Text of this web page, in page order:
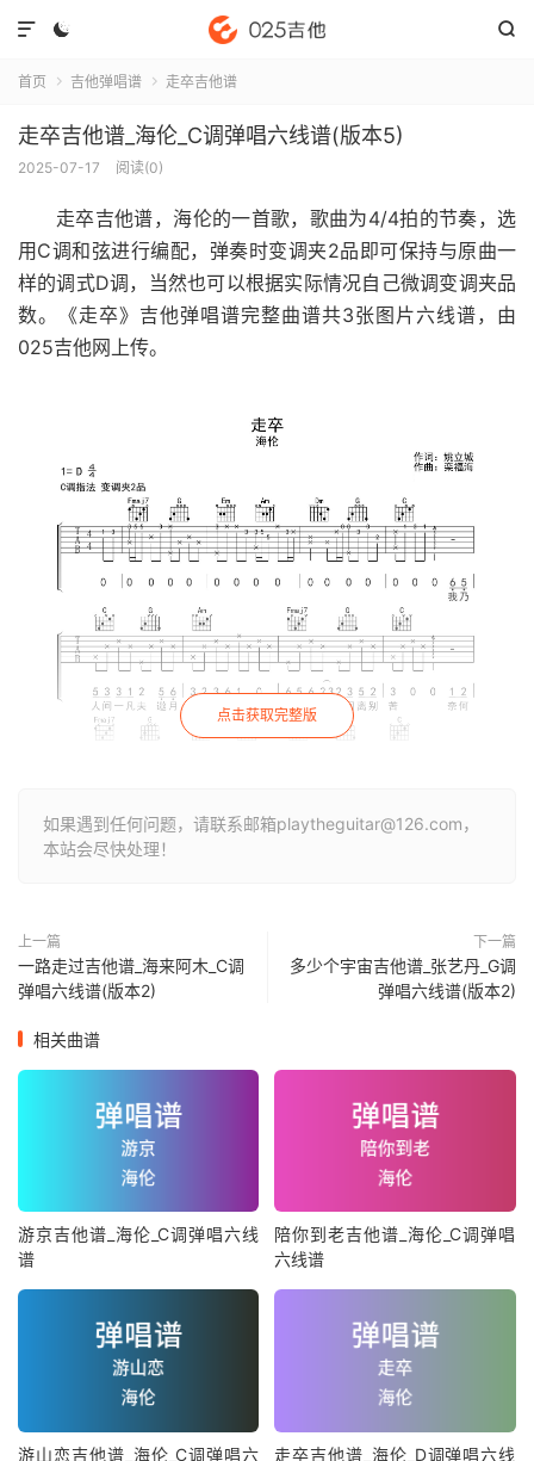
 

首页  吉他弹唱谱  走卒吉他谱
走卒吉他谱_海伦_C调弹唱六线谱(版本5)
2025-07-17 阅读(0)
走卒吉他谱，海伦的一首歌，歌曲为4/4拍的节奏，选
用C调和弦进行编配，弹奏时变调夹2品即可保持与原曲一
样的调式D调，当然也可以根据实际情况自己微调变调夹品
数。《走卒》吉他弹唱谱完整曲谱共3张图片六线谱，由
025吉他网上传。
点击获取完整版
如果遇到任何问题，请联系邮箱playtheguitar@126.com，
本站会尽快处理！
上一篇
一路走过吉他谱_海来阿木_C调
弹唱六线谱(版本2)
下一篇
多少个宇宙吉他谱_张艺丹_G调
弹唱六线谱(版本2)
相关曲谱
游京吉他谱_海伦_C调弹唱六线
谱
陪你到老吉他谱_海伦_C调弹唱
六线谱
游山恋吉他谱_海伦_C调弹唱六
走卒吉他谱_海伦_D调弹唱六线